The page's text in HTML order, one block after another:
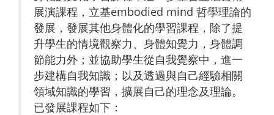
展演課程，立基embodied mind 哲學理論的
發展，發展其他身體化的學習課程，除了提
升學生的情境觀察力、身體知覺力，身體調
節能力外；並協助學生從自我覺察中，進一
步建構自我知識；以及透過與自己經驗相關
領域知識的學習，擴展自己的理念及理論。
已發展課程如下：